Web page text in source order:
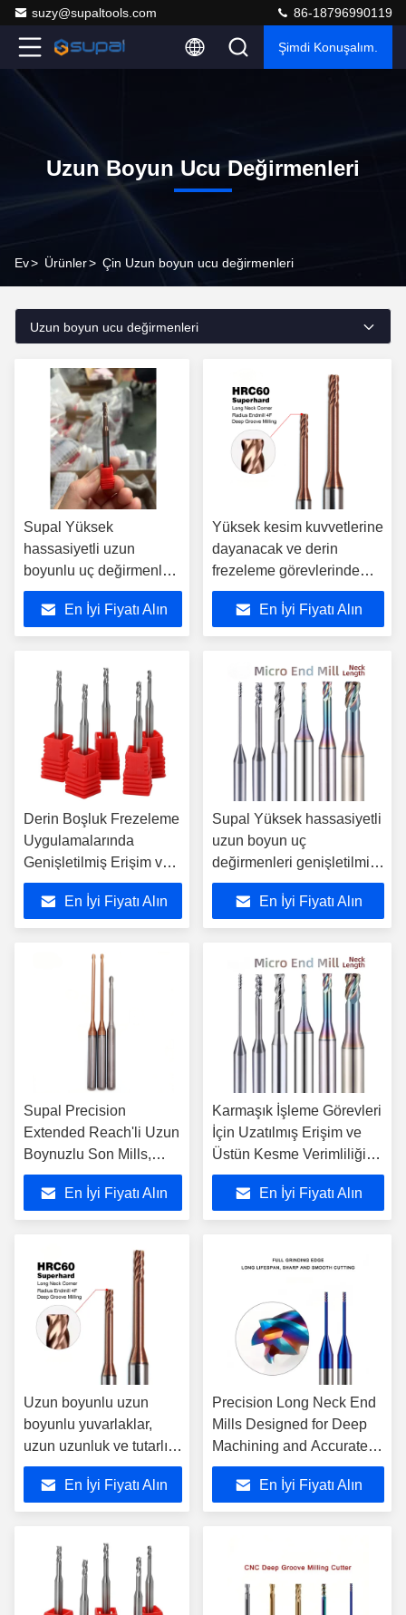
suzy@supaltools.com 86-18796990119
Şimdi Konuşalım.
Uzun Boyun Ucu Değirmenleri
Ev> Ürünler> Çin Uzun boyun ucu değirmenleri
Uzun boyun ucu değirmenleri
Supal Yüksek
hassasiyetli uzun
boyunlu uç değirmenleri,
derin boşlukları ve
ayrıntılı metal parçaları
demlemek için uygun
En İyi Fiyatı Alın
Yüksek kesim kuvvetlerine
dayanacak ve derin
frezeleme görevlerinde
kesin sonuçlar verecek
şekilde tasarlanmış
dayanıklı uzun boyun uç
En İyi Fiyatı Alın
Derin Boşluk Frezeleme
Uygulamalarında
Genişletilmiş Erişim ve
Tutarlı Performans
Sağlamak İçin
Tasarlanmış Supal
En İyi Fiyatı Alın
Supal Yüksek hassasiyetli
uzun boyun uç
değirmenleri genişletilmiş
kesim uzunlukları ile derin
cep frezeleme ve ayrıntılı
işleme için idealdir
En İyi Fiyatı Alın
Supal Precision
Extended Reach'li Uzun
Boynuzlu Son Mills,
Karmaşık ve Derin
Fırlatma İşlemleri için
Sabit Kesme
En İyi Fiyatı Alın
Karmaşık İşleme Görevleri
İçin Uzatılmış Erişim ve
Üstün Kesme Verimliliği
Sunan Dayanıklı Uzun
Boyunlu Frezeler
En İyi Fiyatı Alın
Uzun boyunlu uzun
boyunlu yuvarlaklar,
uzun uzunluk ve tutarlı
performans gerektiren
detaylı yuvarlama
görevleri için idealdir.
En İyi Fiyatı Alın
Precision Long Neck End
Mills Designed for Deep
Machining and Accurate
Cutting in Various
Industrial Applications
(Derin İşleme ve Çeşitli
Tasarlanmış Uzun
Boyunlu Mills)
En İyi Fiyatı Alın